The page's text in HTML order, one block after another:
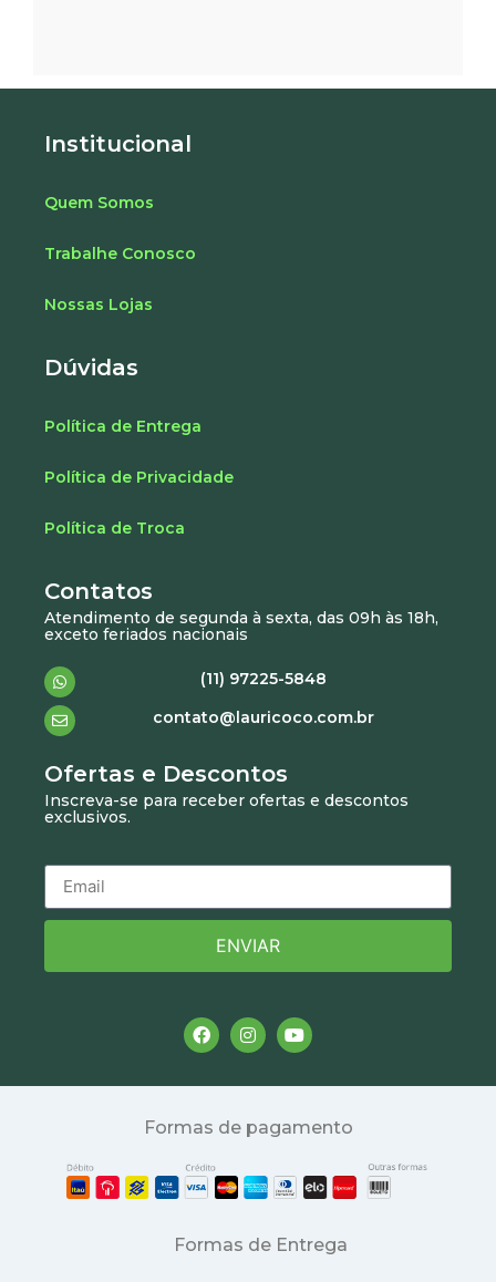
Institucional
Quem Somos
Trabalhe Conosco
Nossas Lojas
Dúvidas
Política de Entrega
Política de Privacidade
Política de Troca
Contatos
Atendimento de segunda à sexta, das 09h às 18h,
exceto feriados nacionais
(11) 97225-5848
contato@lauricoco.com.br
Ofertas e Descontos
Inscreva-se para receber ofertas e descontos
exclusivos.
ENVIAR
Formas de pagamento
Formas de Entrega